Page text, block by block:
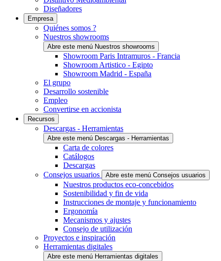
Diseñadores
Empresa
Quiénes somos ?
Nuestros showrooms
Abre este menú Nuestros showrooms
Showroom Paris Intramuros - Francia
Showroom Artistico - Egipto
Showroom Madrid - España
El grupo
Desarrollo sostenible
Empleo
Convertirse en accionista
Recursos
Descargas - Herramientas
Abre este menú Descargas - Herramientas
Carta de colores
Catálogos
Descargas
Consejos usuarios
Abre este menú Consejos usuarios
Nuestros productos eco-concebidos
Sostenibilidad y fin de vida
Instrucciones de montaje y funcionamiento
Ergonomía
Mecanismos y ajustes
Consejo de utilización
Proyectos e inspiración
Herramientas digitales
Abre este menú Herramientas digitales